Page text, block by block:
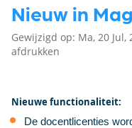
Nieuw in
Gewijzigd op: Ma, 20 Jul,
afdrukken
Nieuwe functionaliteit:
De docentlicenties